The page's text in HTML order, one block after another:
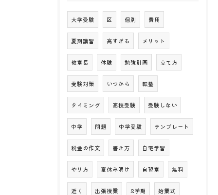
大学受験 区 個別 費用
夏期講習 高すぎる メリット
教室長 体験 勉強計画 立て方
受験対策 いつから 転塾
タイミング 高校受験 受験しない
中学 問題 中学受験 テンプレート
税金の作文 書き方 自宅学習
やり方 夏休み明け 自習室 無料
近く 出張授業 2学期 始業式